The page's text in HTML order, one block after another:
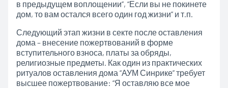
в предыдущем воплощении”, “Если вы не покинете
дом, то вам остался всего один год жизни” и т.п.
Следующий этап жизни в секте после оставления
дома – внесение пожертвований в форме
вступительного взноса, платы за обряды,
религиозные предметы. Как один из практических
ритуалов оставления дома “АУМ Синрике” требует
высшее пожертвование: “Я оставляю все мое